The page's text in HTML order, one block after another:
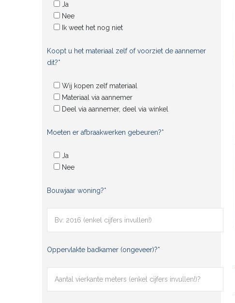
Ja
Nee
Ik weet het nog niet
Koopt u het materiaal zelf of voorziet de aannemer
dit?*
Wij kopen zelf materiaal
Materiaal via aannemer
Deel via aannemer, deel via winkel
Moeten er afbraakwerken gebeuren?*
Ja
Nee
Bouwjaar woning?*
Oppervlakte badkamer (ongeveer)?*